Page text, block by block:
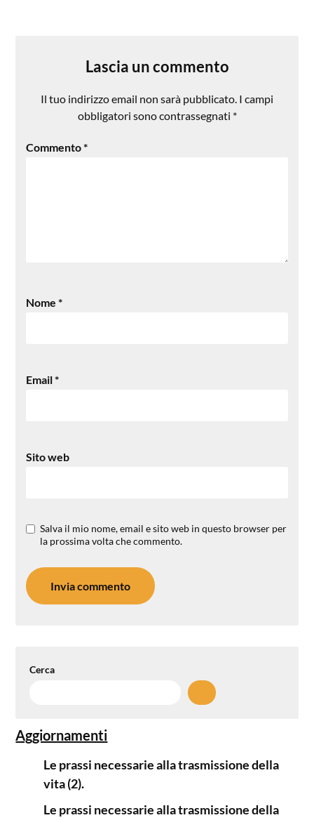
Lascia un commento
Il tuo indirizzo email non sarà pubblicato. I campi
obbligatori sono contrassegnati *
Commento*
Nome*
Email*
Sito web
Salva il mio nome, email e sito web in questo browser per
la prossima volta che commento.
Cerca
Aggiornamenti
Le prassi necessarie alla trasmissione della
vita (2).
Le prassi necessarie alla trasmissione della